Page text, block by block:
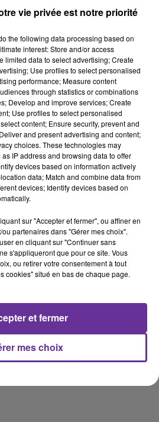
10h17
10h17
WAEL JASSAR
W Mathebsh
HAMZA AL MHAWADAWI
Awl Mara
vie privée est notre priorité
the following data processing based on
interest: Store and/or access
limited data to select advertising; Create
Use profiles to select personalised
performance; Measure content
through statistics or combinations
Develop and improve services; Create
Use profiles to select personalised
content; Ensure security, prevent and
and present advertising and content;
choices. These technologies may
IP address and browsing data to offer
devices based on information actively
data; Match and combine data from
devices; Identify devices based on
sur "Accepter et fermer", ou affiner en
partenaires dans "Gérer mes choix".
en cliquant sur "Continuer sans
s'appliqueront que pour ce site. Vous
ou retirer votre consentement à tout
cookies" situé en bas de chaque page.
mes choix
et fermer